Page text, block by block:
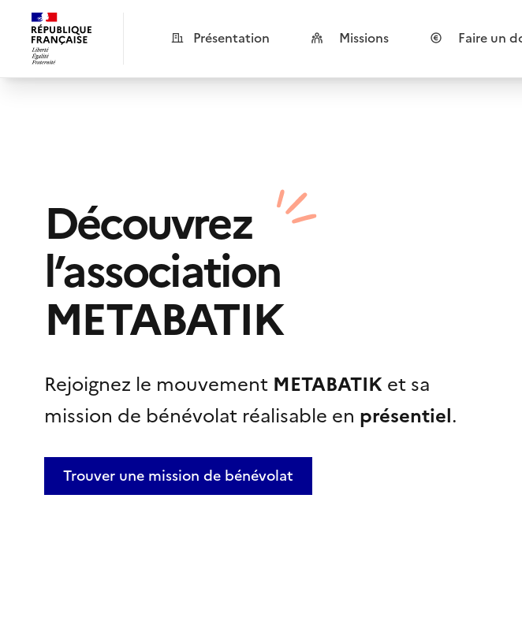
Présentation Missions Faire un
Découvrez
l’association
METABATIK
Rejoignez le mouvement METABATIK et sa
mission de bénévolat réalisable en présentiel.
Trouver une mission de bénévolat